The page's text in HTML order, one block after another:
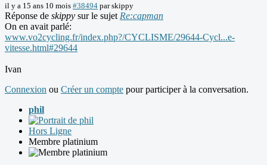
il y a 15 ans 10 mois #38494 parskippy
Réponse de skippy sur le sujet Re:capman
On en avait parlé:
www.vo2cycling.fr/index.php?/CYCLISME/29644-Cycl...e-
vitesse.html#29644
Ivan
Connexion ou Créer un compte pour participer à la conversation.
phil
Hors Ligne
Membre platinium